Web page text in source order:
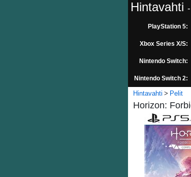
Hintavahti
PlayStation 5:
Xbox Series X/S:
Nintendo Switch:
Nintendo Switch 2:
Hintavahti Pelit
Horizon: